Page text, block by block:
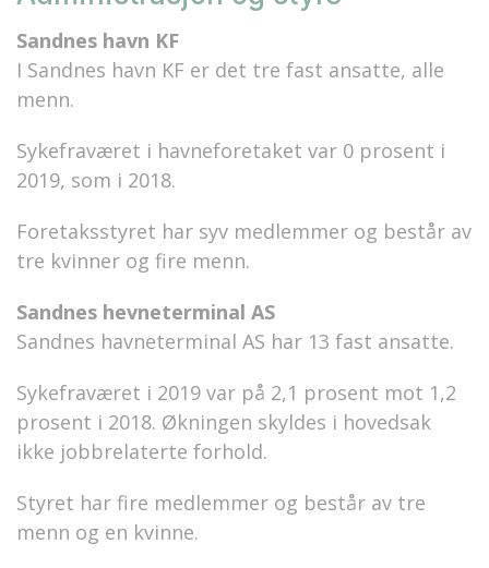
Sandnes havn KF
I Sandnes havn KF er det tre fast ansatte, alle
menn.
Sykefraværet i havneforetaket var 0 prosent i
2019, som i 2018.
Foretaksstyret har syv medlemmer og består av
tre kvinner og fire menn.
Sandnes hevneterminal AS
Sandnes havneterminal AS har 13 fast ansatte.
Sykefraværet i 2019 var på 2,1 prosent mot 1,2
prosent i 2018. Økningen skyldes i hovedsak
ikke jobbrelaterte forhold.
Styret har fire medlemmer og består av tre
menn og en kvinne.